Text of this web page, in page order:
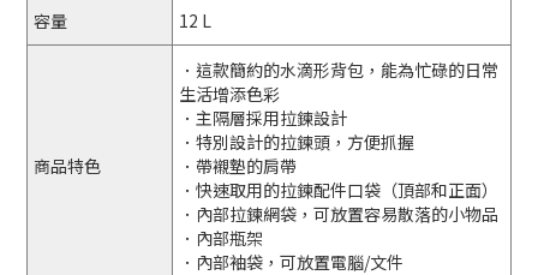
容量 12 L
商品特色
．這款簡約的水滴形背包，能為忙碌的日常
生活增添色彩
．主隔層採用拉鍊設計
．特別設計的拉鍊頭，方便抓握
．帶襯墊的肩帶
．快速取用的拉鍊配件口袋（頂部和正面）
．內部拉鍊網袋，可放置容易散落的小物品
．內部瓶架
．內部袖袋，可放置電腦/文件